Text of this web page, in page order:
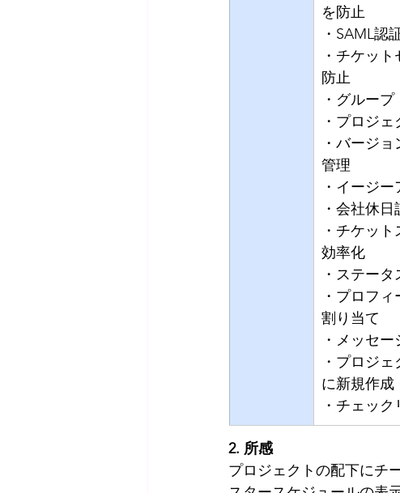
を防止
・SAML認
・チケッ
防止
・グルー
・プロジ
・バージ
管理
・イージ
・会社休
・チケッ
効率化
・ステー
・プロフ
割り当て
・メッセ
・プロジ
に新規作成
・チェッ
2. 所感
プロジェクトの配下にチ